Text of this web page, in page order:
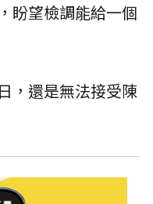
盼望檢調能給一個
，還是無法接受陳